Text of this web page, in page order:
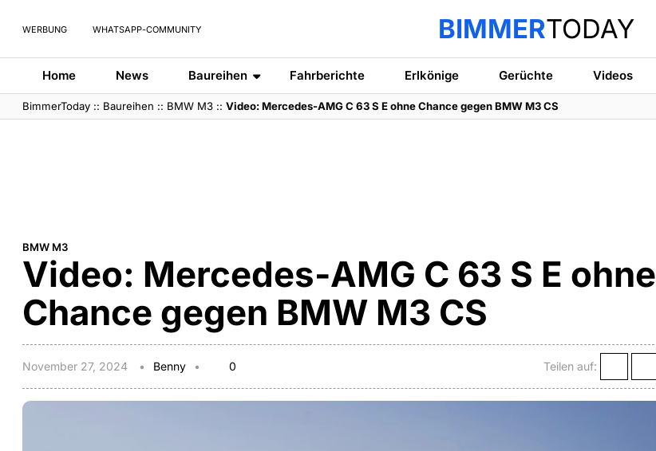
WERBUNG WHATSAPP-COMMUNITY BIMMERTODAY
Home News Baureihen Fahrberichte Erlkönige Gerüchte Videos
BimmerToday :: Baureihen :: BMW M3 ::Video: Mercedes-AMG C 63 S E ohne Chance gegen BMW M3 CS
BMW M3
Video: Mercedes-AMG C 63 S E ohne
Chance gegen BMW M3 CS
November 27, 2024 Benny 0 Teilen auf: